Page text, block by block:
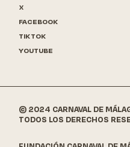
X
FACEBOOK
TIKTOK
YOUTUBE
© 2024 CARNAVAL DE
TODOS LOS DERECHOS